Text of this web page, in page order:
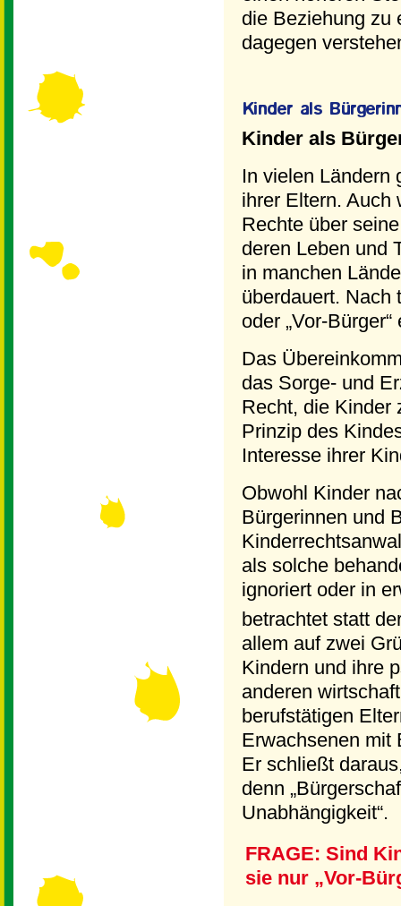
die Beziehung zu
dagegen
Kinder als
In vielen Ländern
ihrer Eltern. Auch
Rechte über
deren Leben und
in manchen
überdauert. Nach
oder „Vor-
Das
das Sorge- und
Recht, die Kinder
Prinzip des
Interesse ihrer
Obwohl Kinder
Bürgerinnen und
als solche
ignoriert oder in
betrachtet statt
allem auf zwei
Kindern und ihre
anderen
berufstätigen
Erwachsenen mit
Er schließt
denn
Unabhängigkeit“.
FRAGE: Sind
sie nur „Vor-